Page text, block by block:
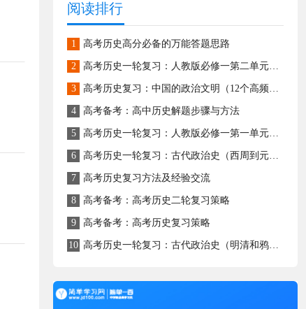
阅读排行
1 高考历史高分必备的万能答题思路
2 高考历史一轮复习：人教版必修一第二单元《古代希腊罗马的政治制度》
3 高考历史复习：中国的政治文明（12个高频考点）
4 高考备考：高中历史解题步骤与方法
5 高考历史一轮复习：人教版必修一第一单元《古代中国的政治制度》
6 高考历史一轮复习：古代政治史（西周到元朝）
7 高考历史复习方法及经验交流
8 高考备考：高考历史二轮复习策略
9 高考备考：高考历史复习策略
10 高考历史一轮复习：古代政治史（明清和鸦片战争）